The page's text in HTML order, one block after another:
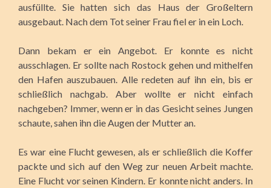
ausfüllte. Sie hatten sich das Haus der Großeltern
ausgebaut. Nach dem Tot seiner Frau fiel er in ein Loch.
Dann bekam er ein Angebot. Er konnte es nicht
ausschlagen. Er sollte nach Rostock gehen und mithelfen
den Hafen auszubauen. Alle redeten auf ihn ein, bis er
schließlich nachgab. Aber wollte er nicht einfach
nachgeben? Immer, wenn er in das Gesicht seines Jungen
schaute, sahen ihn die Augen der Mutter an.
Es war eine Flucht gewesen, als er schließlich die Koffer
packte und sich auf den Weg zur neuen Arbeit machte.
Eine Flucht vor seinen Kindern. Er konnte nicht anders. In